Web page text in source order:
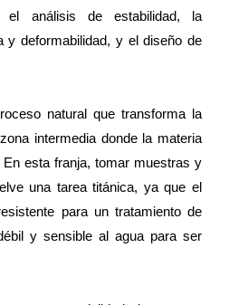
el análisis de estabilidad, la
y deformabilidad, y el diseño de
natural que transforma la
intermedia donde la materia
esta franja, tomar muestras y
una tarea titánica, ya que el
para un tratamiento de
y sensible al agua para ser